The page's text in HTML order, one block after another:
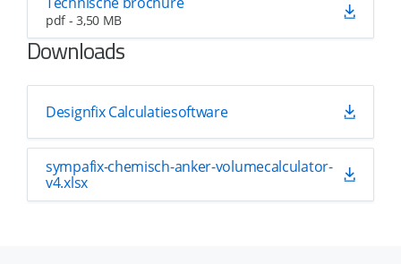
pdf - 3,50 MB
Downloads
Designfix Calculatiesoftware
sympafix-chemisch-anker-volumecalculator-
v4.xlsx